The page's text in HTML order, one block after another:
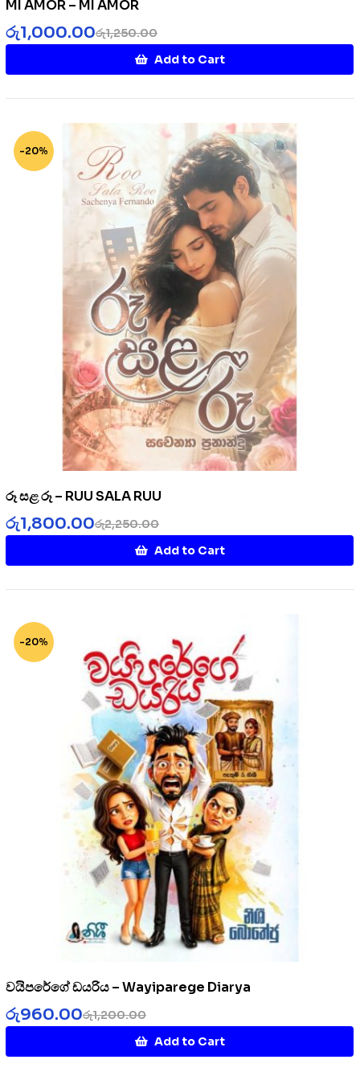
MI AMOR – MI AMOR
රු1,250.00
රු1,000.00
Add to Cart
-20%
රූ සළ රූ – RUU SALA RUU
රු2,250.00
රු1,800.00
Add to Cart
-20%
වයිපරේගේ ඩයරිය – Wayiparege Diarya
රු1,200.00
රු960.00
Add to Cart